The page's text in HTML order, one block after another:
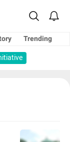
Trending